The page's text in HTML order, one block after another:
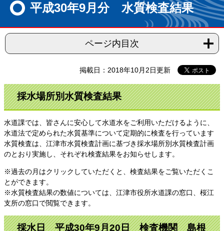
平成30年9月分 水質検査結果
ページ内目次
掲載日：2018年10月2日更新
採水場所別水質検査結果
水道課では、皆さんに安心して水道水をご利用いただけるように、
水道法で定められた水質基準について定期的に検査を行っています
水質検査は、江津市水質検査計画に基づき採水場所別水質検査計画
のとおり実施し、それぞれ検査結果をお知らせします。
※過去の月はクリックしていただくと、検査結果をご覧いただくこ
とができます。
※水質検査結果の数値については、江津市役所水道課の窓口、桜江
支所の窓口で閲覧できます。
採水日 平成30年9月20日 検査機関 島根